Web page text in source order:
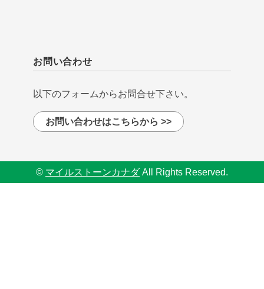
お問い合わせ
以下のフォームからお問合せ下さい。
お問い合わせはこちらから >>
© マイルストーンカナダAll Rights Reserved.